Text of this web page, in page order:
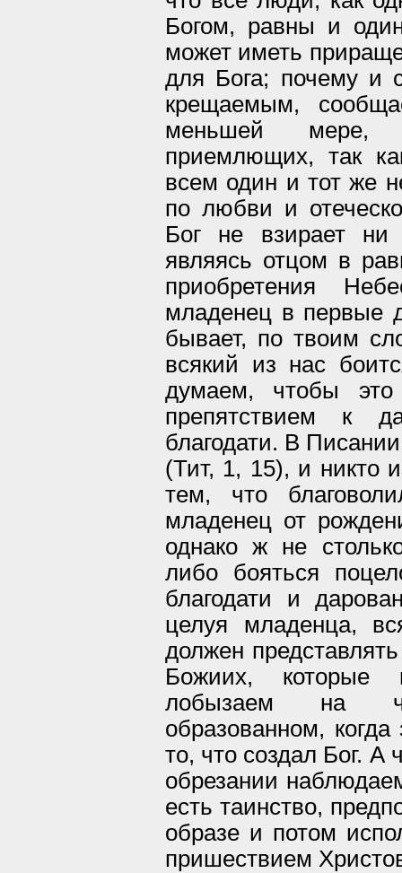
Богом, равны и
может иметь
для Бога; почему и
крещаемым,
меньшей мере,
приемлющих, так
всем один и тот же
по любви и
Бог не взирает
являясь отцом в
приобретения
младенец в первые
бывает, по твоим
всякий из нас
думаем, чтобы это
препятствием к
благодати. В
(Тит, 1, 15), и никто
тем, что
младенец от
однако ж не
либо бояться
благодати и
целуя младенца,
должен
Божиих, которые
лобызаем на
образованном,
то, что создал Бог. А
обрезании
есть таинство,
образе и потом
пришествием